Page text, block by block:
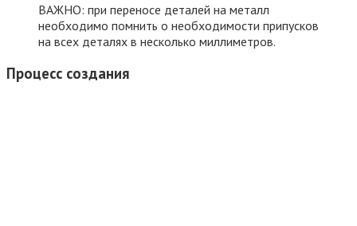
ВАЖНО: при переносе деталей на металл
необходимо помнить о необходимости припусков
на всех деталях в несколько миллиметров.
Процесс создания